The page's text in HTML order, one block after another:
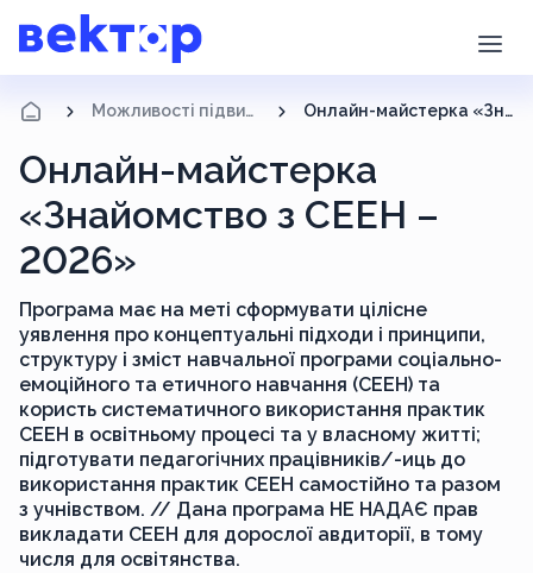
Можливості підвищення кваліфікації Онлайн-майстерка «Знайомство з СЕЕН – 2026»
Онлайн-майстерка
«Знайомство з СЕЕН –
2026»
Програма має на меті сформувати цілісне
уявлення про концептуальні підходи і принципи,
структуру і зміст навчальної програми соціально-
емоційного та етичного навчання (СЕЕН) та
користь систематичного використання практик
СЕЕН в освітньому процесі та у власному житті;
підготувати педагогічних працівників/-иць до
використання практик СЕЕН самостійно та разом
з учнівством. // Дана програма НЕ НАДАЄ прав
викладати СЕЕН для дорослої авдиторії, в тому
числя для освітянства.